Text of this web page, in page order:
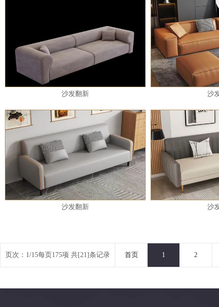
沙发翻新 沙
沙发翻新 沙
页次：1/15每页175项 共[21]条记录 首页 1 2